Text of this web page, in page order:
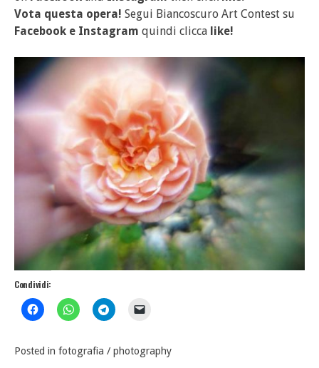
Vota questa opera! Segui Biancoscuro Art Contest su
Facebook e Instagram quindi clicca like!
Condividi:
Posted in fotografia / photography